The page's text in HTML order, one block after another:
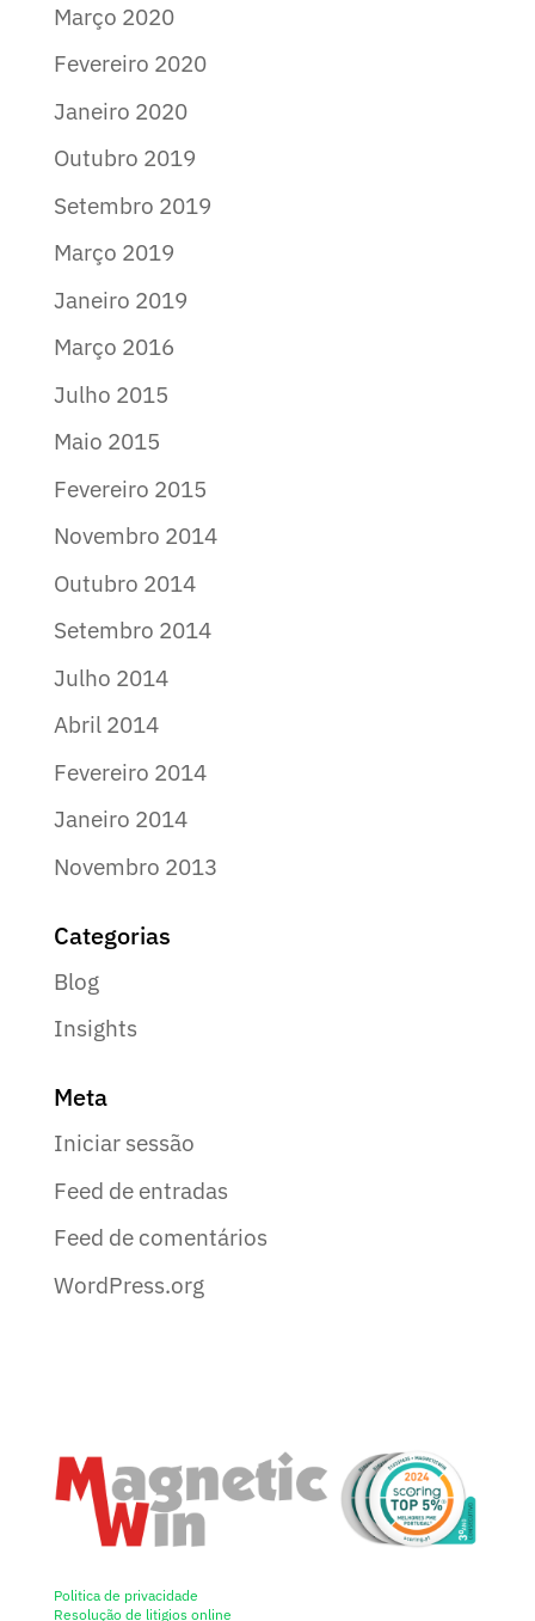
Março 2020
Fevereiro 2020
Janeiro 2020
Outubro 2019
Setembro 2019
Março 2019
Janeiro 2019
Março 2016
Julho 2015
Maio 2015
Fevereiro 2015
Novembro 2014
Outubro 2014
Setembro 2014
Julho 2014
Abril 2014
Fevereiro 2014
Janeiro 2014
Novembro 2013
Categorias
Blog
Insights
Meta
Iniciar sessão
Feed de entradas
Feed de comentários
WordPress.org
Politica de privacidade
Resolução de litigios online